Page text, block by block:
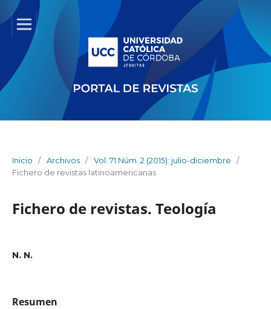
Inicio / Archivos / Vol. 71 Núm. 2 (2015): julio-diciembre
/
Fichero de revistas latinoamericanas
Fichero de revistas. Teología
N. N.
Resumen